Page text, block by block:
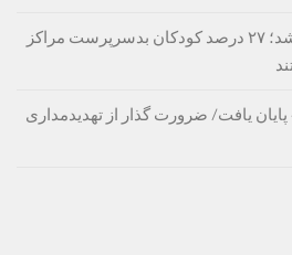
در گفت‌وگو با ایرنا اعلام شد؛ ۲۷ درصد کودکان بدسرپرست مراکز
یافت/ ضرورت گذار از تهدیدمداری